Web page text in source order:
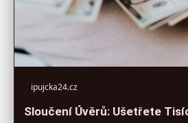
ipujcka24.cz
Sloučení Úvěrů: Ušetřete